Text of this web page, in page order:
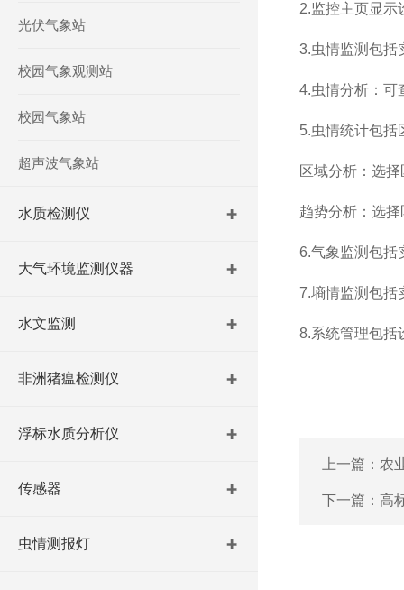
光伏气象站
校园气象观测站
校园气象站
超声波气象站
水质检测仪
大气环境监测仪器
水文监测
非洲猪瘟检测仪
浮标水质分析仪
传感器
虫情测报灯
2.监控主页显示
3.虫情监测包括
4.虫情分析：可
5.虫情统计包括
区域分析：选
趋势分析：选
6.气象监测包括
7.墒情监测包括
8.系统管理包括
上一篇： 农
下一篇： 高